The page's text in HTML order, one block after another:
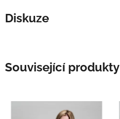
Diskuze
Související produkty